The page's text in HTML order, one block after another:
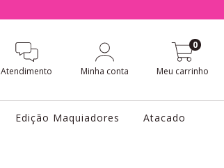
Atendimento Minha conta Meu carrinho
0
Edição Maquiadores Atacado